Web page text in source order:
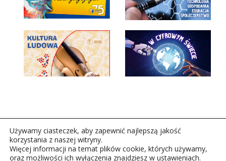
Używamy ciasteczek, aby zapewnić najlepszą jakość
korzystania z naszej witryny.
Więcej informacji na temat plików cookie, których używamy,
oraz możliwości ich wyłączenia znajdziesz w ustawieniach.